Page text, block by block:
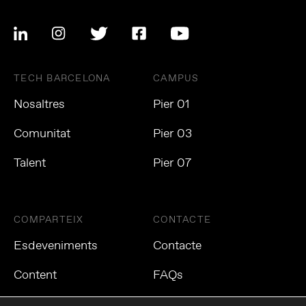
TECH BARCELONA
Nosaltres
Comunitat
Talent
CAMPUS
Pier 01
Pier 03
Pier 07
COMPARTEIX
Esdeveniments
Content
CONTACTE
Contacte
FAQs